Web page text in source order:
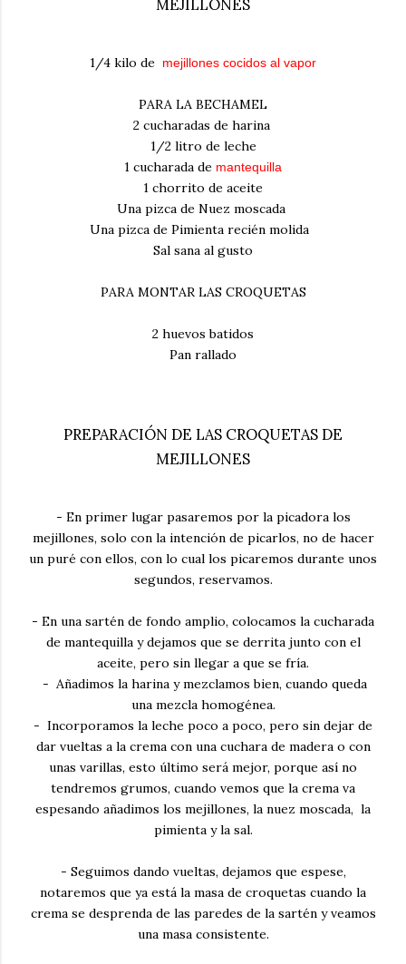
MEJILLONES
1/4 kilo de mejillones cocidos al vapor
PARA LA BECHAMEL
2 cucharadas de harina
1/2 litro de leche
1 cucharada de mantequilla
1 chorrito de aceite
Una pizca de Nuez moscada
Una pizca de Pimienta recién molida
Sal sana al gusto
PARA MONTAR LAS CROQUETAS
2 huevos batidos
Pan rallado
PREPARACIÓN DE LAS CROQUETAS DE
MEJILLONES
- En primer lugar pasaremos por la picadora los
mejillones, solo con la intención de picarlos, no de hacer
un puré con ellos, con lo cual los picaremos durante unos
segundos, reservamos.
- En una sartén de fondo amplio, colocamos la cucharada
de mantequilla y dejamos que se derrita junto con el
aceite, pero sin llegar a que se fría.
- Añadimos la harina y mezclamos bien, cuando queda
una mezcla homogénea.
- Incorporamos la leche poco a poco, pero sin dejar de
dar vueltas a la crema con una cuchara de madera o con
unas varillas, esto último será mejor, porque así no
tendremos grumos, cuando vemos que la crema va
espesando añadimos los mejillones, la nuez moscada, la
pimienta y la sal.
- Seguimos dando vueltas, dejamos que espese,
notaremos que ya está la masa de croquetas cuando la
crema se desprenda de las paredes de la sartén y veamos
una masa consistente.